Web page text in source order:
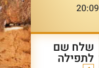
20:09
שלח שם
לתפילה